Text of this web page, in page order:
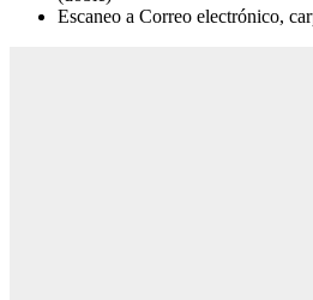
Escaneo a Correo electrónico,